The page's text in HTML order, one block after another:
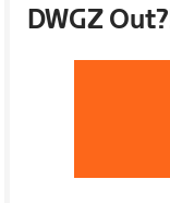
DWGZ